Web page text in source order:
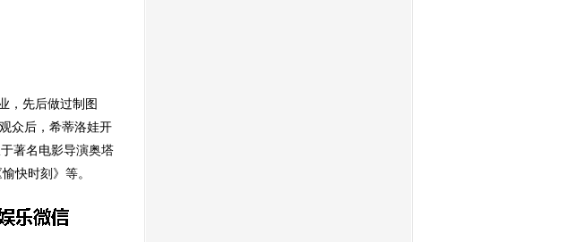
，先后做过制图
众后，希蒂洛娃开
著名电影导演奥塔
快时刻》等。